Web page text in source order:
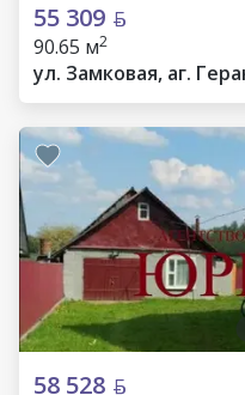
55 309
90.65 м2
ул. Замковая, аг.
58 528